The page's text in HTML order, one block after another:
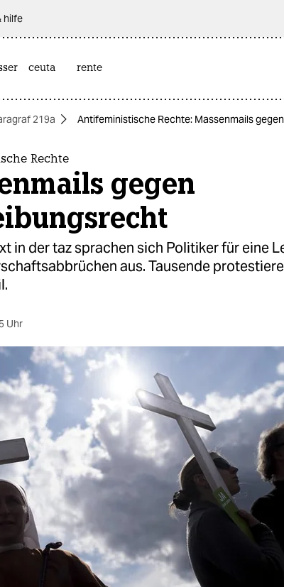
hilfe
ceuta rente
219a Antifeministische Rechte: Massenmails
Rechte
gegen
in der taz sprachen sich Politiker für eine
aus. Tausende
Uhr